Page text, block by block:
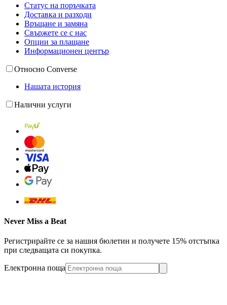
Статус на поръчката
Доставка и разходи
Връщане и замяна
Свържете се с нас
Опции за плащане
Информационен център
Относно Converse
Нашата история
Налични услуги
Never Miss a Beat
Регистрирайте се за нашия бюлетин и получете 15% отстъпка
при следващата си покупка.
Електронна поща